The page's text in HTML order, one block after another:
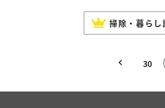
掃除・暮らし
30